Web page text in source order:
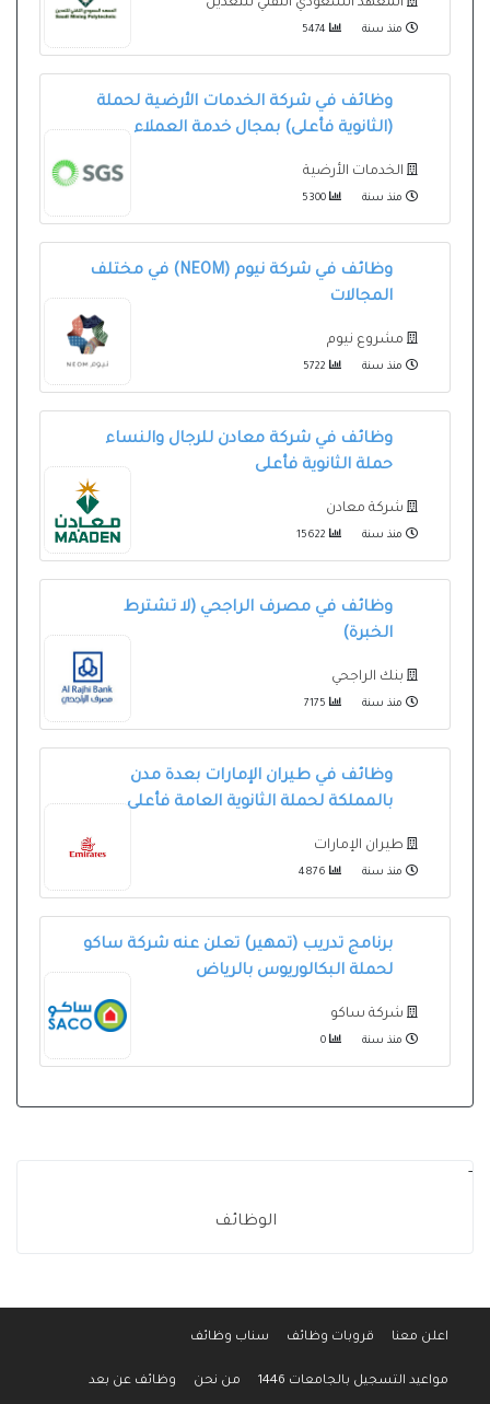
المعهد السعودي التقني للتعدين
منذ سنة
وظائف في شركة الخدمات الأرضية لحملة
(الثانوية فأعلى) بمجال خدمة العملاء
الخدمات الأرضية
منذ سنة
وظائف في شركة نيوم (NEOM) في مختلف
المجالات
مشروع نيوم
منذ سنة
وظائف في شركة معادن للرجال والنساء
حملة الثانوية فأعلى
شركة معادن
منذ سنة
وظائف في مصرف الراجحي (لا تشترط
الخبرة)
بنك الراجحي
منذ سنة
وظائف في طيران الإمارات بعدة مدن
بالمملكة لحملة الثانوية العامة فأعلى
طيران الإمارات
منذ سنة
برنامج تدريب (تمهير) تعلن عنه شركة ساكو
لحملة البكالوريوس بالرياض
شركة ساكو
منذ سنة
-
الوظائف
اعلن معنا قروبات وظائف سناب وظائف
مواعيد التسجيل بالجامعات 1446 من نحن وظائف عن بعد